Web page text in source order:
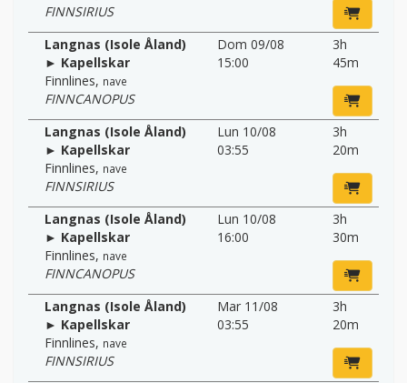
FINNSIRIUS
Langnas (Isole Åland)
► Kapellskar
Finnlines, nave
FINNCANOPUS
Dom 09/08
15:00
3h
45m
Langnas (Isole Åland)
► Kapellskar
Finnlines, nave
FINNSIRIUS
Lun 10/08
03:55
3h
20m
Langnas (Isole Åland)
► Kapellskar
Finnlines, nave
FINNCANOPUS
Lun 10/08
16:00
3h
30m
Langnas (Isole Åland)
► Kapellskar
Finnlines, nave
FINNSIRIUS
Mar 11/08
03:55
3h
20m